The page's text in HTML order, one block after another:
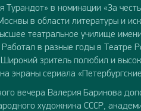
Турандот» в номинации «За
в области литературы и
театральное училище
в разные годы в Театре
зритель полюбил и
экраны сериала
вечера Валерия Баринова
художника СССР,